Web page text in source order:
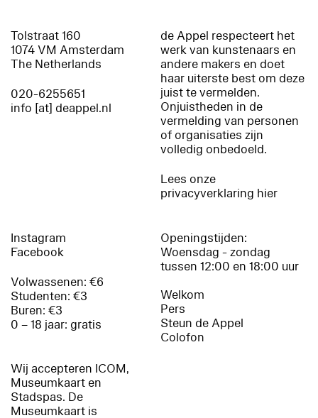
Tolstraat 160
1074 VM Amsterdam
The Netherlands
020-6255651
info [at] deappel.nl
de Appel respecteert het
werk van kunstenaars en
andere makers en doet
haar uiterste best om deze
juist te vermelden.
Onjuistheden in de
vermelding van personen
of organisaties zijn
volledig onbedoeld.
Lees onze
privacyverklaring hier
Instagram
Facebook
Volwassenen: €6
Studenten: €3
Buren: €3
0 – 18 jaar: gratis
Wij accepteren ICOM,
Museumkaart en
Stadspas. De
Museumkaart is
Openingstijden:
Woensdag - zondag
tussen 12:00 en 18:00 uur
Welkom
Pers
Steun de Appel
Colofon